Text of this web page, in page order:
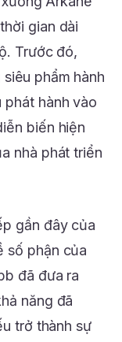
gian dài
Trước đó,
phẩm hành
hành vào
biến hiện
nhà phát triển
gần đây của
số phận của
đã đưa ra
năng đã
trở thành sự